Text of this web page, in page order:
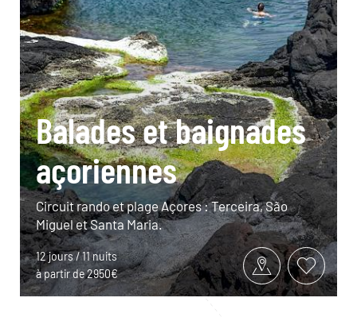
Balades et baignades
açoriennes
Circuit rando et plage Açores : Terceira, São
Miguel et Santa Maria.
12 jours / 11 nuits
à partir de 2950€